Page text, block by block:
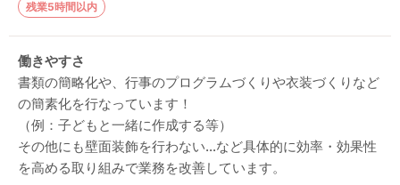
残業5時間以内
働きやすさ
書類の簡略化や、行事のプログラムづくりや衣装づくりなど
の簡素化を行なっています！
（例：子どもと一緒に作成する等）
その他にも壁面装飾を行わない…など具体的に効率・効果性
を高める取り組みで業務を改善しています。